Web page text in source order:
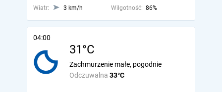
Wiatr:
3 km/h Wilgotność: 86%
04:00
31°C
Odczuwalna 33°C
Zachmurzenie małe, pogodnie